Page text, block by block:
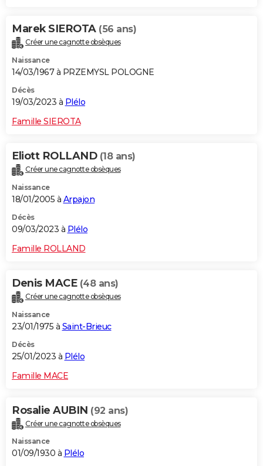
Marek SIEROTA (56 ans)
Créer une cagnotte obsèques
Naissance
14/03/1967 à PRZEMYSL POLOGNE
Décès
19/03/2023 à Plélo
Famille SIEROTA
Eliott ROLLAND (18 ans)
Créer une cagnotte obsèques
Naissance
18/01/2005 à Arpajon
Décès
09/03/2023 à Plélo
Famille ROLLAND
Denis MACE (48 ans)
Créer une cagnotte obsèques
Naissance
23/01/1975 à Saint-Brieuc
Décès
25/01/2023 à Plélo
Famille MACE
Rosalie AUBIN (92 ans)
Créer une cagnotte obsèques
Naissance
01/09/1930 à Plélo